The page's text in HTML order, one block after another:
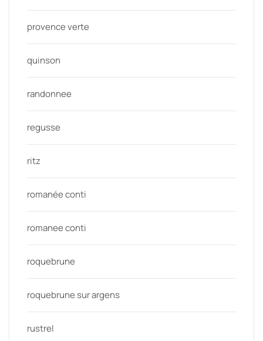
provence verte
quinson
randonnee
regusse
ritz
romanée conti
romanee conti
roquebrune
roquebrune sur argens
rustrel